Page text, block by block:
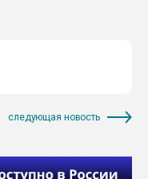
следующая новость